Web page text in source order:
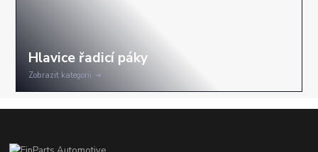
Zobrazit kategorii